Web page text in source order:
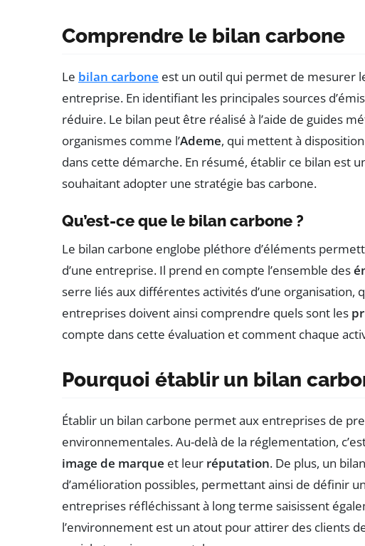
Comprendre le bilan carbone
Le bilan carbone est un outil qui permet de mesurer
entreprise. En identifiant les principales sources
réduire. Le bilan peut être réalisé à l’aide de guides
organismes comme l’Ademe, qui mettent à
dans cette démarche. En résumé, établir ce bilan est
souhaitant adopter une stratégie bas carbone.
Qu’est-ce que le bilan carbone ?
Le bilan carbone englobe pléthore d’éléments
d’une entreprise. Il prend en compte l’ensemble des
serre liés aux différentes activités d’une organisation,
entreprises doivent ainsi comprendre quels sont les
compte dans cette évaluation et comment chaque
Pourquoi établir un bilan
Établir un bilan carbone permet aux entreprises de
environnementales. Au-delà de la réglementation,
image de marque et leur réputation. De plus, un
d’amélioration possibles, permettant ainsi de définir
entreprises réfléchissant à long terme saisissent
l’environnement est un atout pour attirer des clients